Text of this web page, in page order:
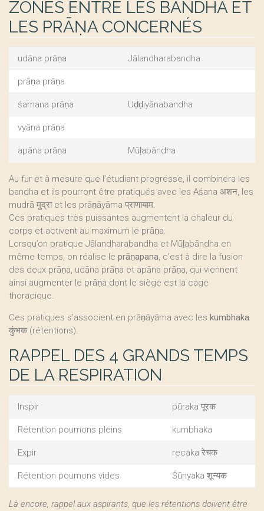
ZONES ENTRE LES BANDHA ET
LES PRĀṆA CONCERNÉS
udāna prāṇa Jālandharabandha
prāṇa prāṇa
śamana prāṇa Uḍḍiyānabandha
vyāna prāṇa
apāna prāṇa Mūḷabāndha
Au fur et à mesure que l’étudiant progresse, il combinera les
bandha et ils pourront être pratiqués avec les Aśana अशन, les
mudrā मुद्रा et les prāṇāyāma प्राणायाम.
Ces pratiques très puissantes augmentent la chaleur du
corps et activent au maximum le prāṇa.
Lorsqu’on pratique Jālandharabandha et Mūḷabāndha en
même temps, on réalise le prāṇapana, c’est à dire la fusion
des deux prāṇa, udāna prāṇa et apāna prāṇa, qui viennent
ainsi augmenter le prāṇa dont le siège est la cage
thoracique.
Ces pratiques s’associent en prāṇāyāma avec les kumbhaka
कुंभक(rétentions).
RAPPEL DES 4 GRANDS TEMPS
DE LA RESPIRATION
Inspir pūraka पूरक
Rétention poumons pleins kumbhaka
Expir recaka रेचक
Rétention poumons vides Śūnyaka शून्यक
Là encore, rappel aux aspirants, que les rétentions doivent être